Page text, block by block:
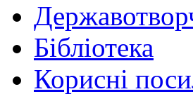
Бібліотека
Корисні